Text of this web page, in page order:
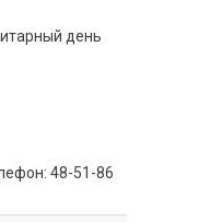
день
48-51-86